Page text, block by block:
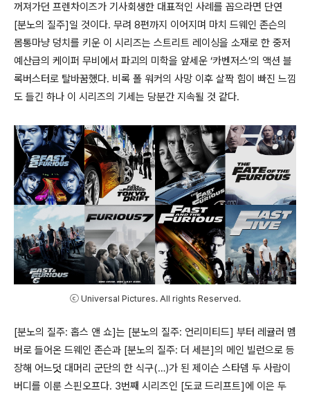
꺼져가던 프렌차이즈가 기사회생한 대표적인 사례를 꼽으라면 단연
[분노의 질주]일 것이다. 무려 8편까지 이어지며 마치 드웨인 존슨의
몸통마냥 덩치를 키운 이 시리즈는 스트리트 레이싱을 소재로 한 중저
예산급의 케이퍼 무비에서 파괴의 미학을 앞세운 ‘카벤저스’의 액션 블
록버스터로 탈바꿈했다. 비록 폴 워커의 사망 이후 살짝 힘이 빠진 느낌
도 들긴 하나 이 시리즈의 기세는 당분간 지속될 것 같다.
ⓒ Universal Pictures. All rights Reserved.
[분노의 질주: 홉스 앤 쇼]는 [분노의 질주: 언리미티드] 부터 레귤러 멤
버로 들어온 드웨인 존슨과 [분노의 질주: 더 세븐]의 메인 빌런으로 등
장해 어느덧 대머리 군단의 한 식구(…)가 된 제이슨 스타뎀 두 사람이
버디를 이룬 스핀오프다. 3번째 시리즈인 [도쿄 드리프트]에 이은 두